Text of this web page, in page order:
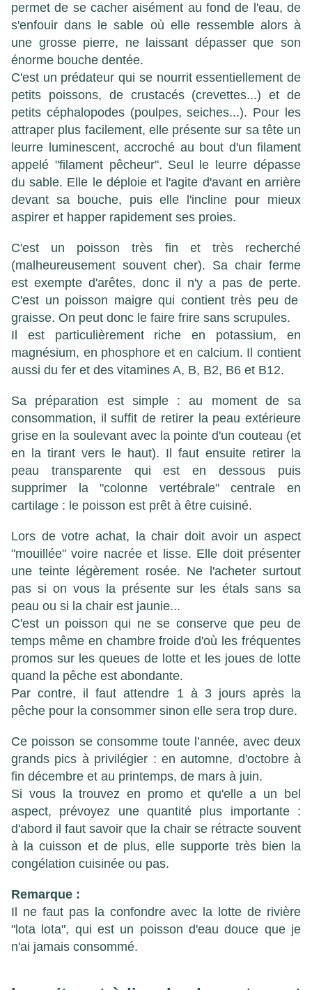
permet de se cacher aisément au fond de l'eau, de
s'enfouir dans le sable où elle ressemble alors à
une grosse pierre, ne laissant dépasser que son
énorme bouche dentée.
C'est un prédateur qui se nourrit essentiellement de
petits poissons, de crustacés (crevettes...) et de
petits céphalopodes (poulpes, seiches...). Pour les
attraper plus facilement, elle présente sur sa tête un
leurre luminescent, accroché au bout d'un filament
appelé "filament pêcheur". Seul le leurre dépasse
du sable. Elle le déploie et l'agite d'avant en arrière
devant sa bouche, puis elle l'incline pour mieux
aspirer et happer rapidement ses proies.
C'est un poisson très fin et très recherché
(malheureusement souvent cher). Sa chair ferme
est exempte d'arêtes, donc il n'y a pas de perte.
C'est un poisson maigre qui contient très peu de
graisse. On peut donc le faire frire sans scrupules.
Il est particulièrement riche en potassium, en
magnésium, en phosphore et en calcium. Il contient
aussi du fer et des vitamines A, B, B2, B6 et B12.
Sa préparation est simple : au moment de sa
consommation, il suffit de retirer la peau extérieure
grise en la soulevant avec la pointe d'un couteau (et
en la tirant vers le haut). Il faut ensuite retirer la
peau transparente qui est en dessous puis
supprimer la "colonne vertébrale" centrale en
cartilage : le poisson est prêt à être cuisiné.
Lors de votre achat, la chair doit avoir un aspect
"mouillée" voire nacrée et lisse. Elle doit présenter
une teinte légèrement rosée. Ne l'acheter surtout
pas si on vous la présente sur les étals sans sa
peau ou si la chair est jaunie...
C'est un poisson qui ne se conserve que peu de
temps même en chambre froide d'où les fréquentes
promos sur les queues de lotte et les joues de lotte
quand la pêche est abondante.
Par contre, il faut attendre 1 à 3 jours après la
pêche pour la consommer sinon elle sera trop dure.
Ce poisson se consomme toute l’année, avec deux
grands pics à privilégier : en automne, d'octobre à
fin décembre et au printemps, de mars à juin.
Si vous la trouvez en promo et qu'elle a un bel
aspect, prévoyez une quantité plus importante :
d'abord il faut savoir que la chair se rétracte souvent
à la cuisson et de plus, elle supporte très bien la
congélation cuisinée ou pas.
Remarque :
Il ne faut pas la confondre avec la lotte de rivière
"lota lota", qui est un poisson d'eau douce que je
n'ai jamais consommé.